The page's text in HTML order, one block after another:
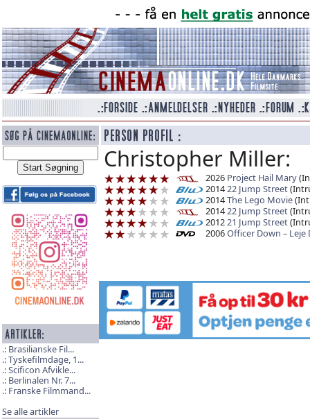
Brasilianske Fil...
Tyskefilmdage, 1...
Scificon Afvikle...
Berlinalen Nr. 7...
Franske Filmmand...
Se alle artikler
Christopher Miller:
2026 Project Hail Mary
201422 Jump Street
2014The Lego Movie
201422 Jump Street
201221 Jump Street
2006Officer Down – Leje